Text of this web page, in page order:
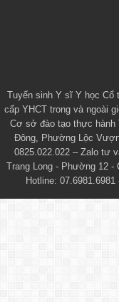
Tuyển sinh Y sĩ Y học Cổ
cấp YHCT trong và ngoài
Cơ sở đào tạo thực
Đông, Phường Lộc
0825.022.022 – Zalo tư
Trang Long - Phường 12
Hotline: